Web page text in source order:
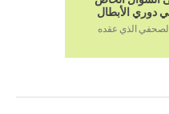
دوري الأبطال
الصحفي الذي عقده